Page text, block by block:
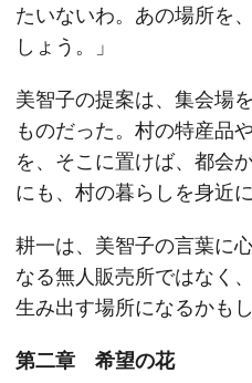
たいないわ。あの場所を
しょう。」
美智子の提案は、集会場
ものだった。村の特産品
を、そこに置けば、都会
にも、村の暮らしを身近
耕一は、美智子の言葉に
なる無人販売所ではなく
生み出す場所になるかもし
第二章 希望の花